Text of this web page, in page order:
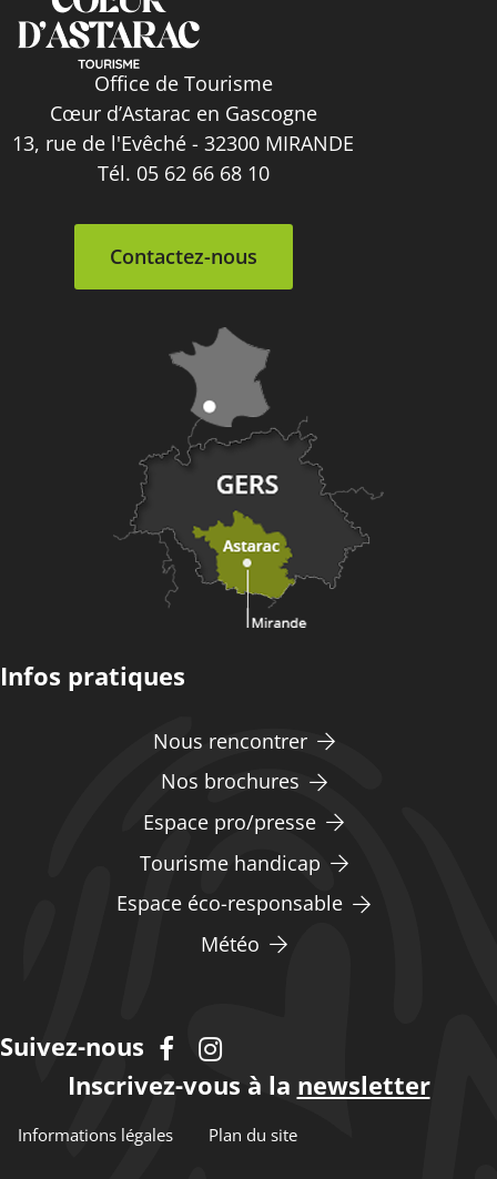
Office de Tourisme
Cœur d’Astarac en Gascogne
13, rue de l'Evêché - 32300 MIRANDE
Tél. 05 62 66 68 10
Contactez-nous
Infos pratiques
Nous rencontrer
Nos brochures
Espace pro/presse
Tourisme handicap
Espace éco-responsable
Météo
Suivez-nous
Inscrivez-vous à la newsletter
Informations légales Plan du site